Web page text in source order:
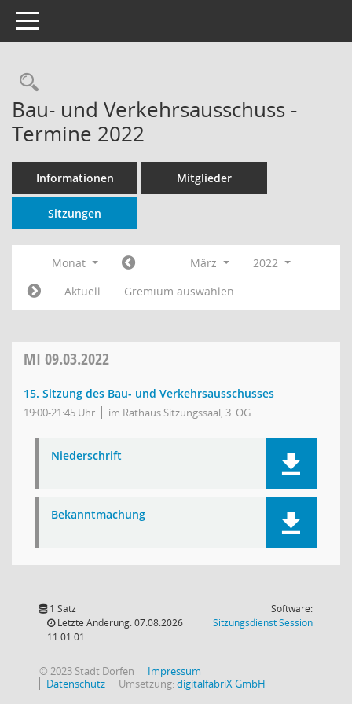
Toggle navigation
Rechercheauswahl
Bau- und Verkehrsausschuss -
Termine 2022
Informationen Mitglieder
Sitzungen
Monat März
2022
Aktuell
Gremium auswählen
MI 09.03.2022
15. Sitzung des Bau- und Verkehrsausschusses
19:00-21:45 Uhr im Rathaus Sitzungssaal, 3. OG
Niederschrift
Bekanntmachung
1 Satz
Letzte Änderung: 07.08.2026
11:01:01
Software:
SitzungsdienstSession(Wird in
© 2023 Stadt Dorfen
Impressum
Datenschutz
Umsetzung:digitalfabriX GmbH